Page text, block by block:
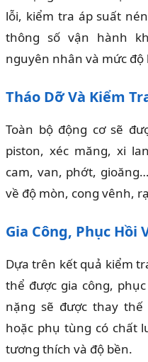
lỗi, kiểm tra áp suất
thông số vận hành
nguyên nhân và mức độ
Tháo Dỡ Và Kiểm
Toàn bộ động cơ sẽ
piston, xéc măng, xi
cam, van, phớt,
về độ mòn, cong vênh,
Gia Công, Phục Hồi
Dựa trên kết quả kiểm
thể được gia công,
nặng sẽ được thay
hoặc phụ tùng có chất
tương thích và độ bền.